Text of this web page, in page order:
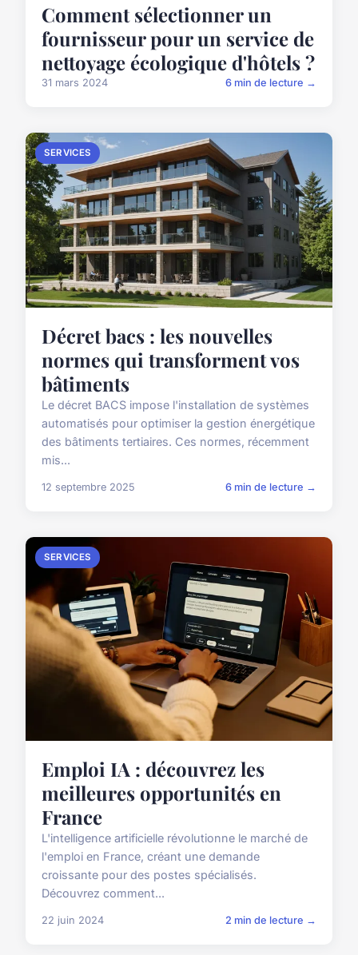
Comment sélectionner un
fournisseur pour un service de
nettoyage écologique d'hôtels ?
31 mars 2024 6 min de lecture →
SERVICES
Décret bacs : les nouvelles
normes qui transforment vos
bâtiments
Le décret BACS impose l'installation de systèmes
automatisés pour optimiser la gestion énergétique
des bâtiments tertiaires. Ces normes, récemment
mis...
12 septembre 2025 6 min de lecture →
SERVICES
Emploi IA : découvrez les
meilleures opportunités en
France
L'intelligence artificielle révolutionne le marché de
l'emploi en France, créant une demande
croissante pour des postes spécialisés.
Découvrez comment...
22 juin 2024 2 min de lecture →